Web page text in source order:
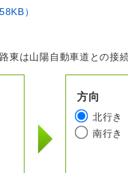
）
東は山陽自動車道との接
方向
北行き
南行き